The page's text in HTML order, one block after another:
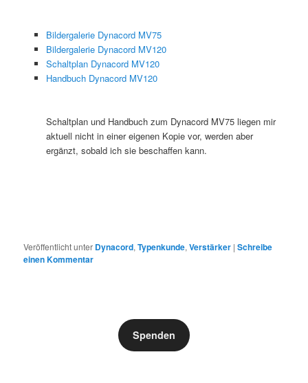
Bildergalerie Dynacord MV75
Bildergalerie Dynacord MV120
Schaltplan Dynacord MV120
Handbuch Dynacord MV120
Schaltplan und Handbuch zum Dynacord MV75 liegen mir
aktuell nicht in einer eigenen Kopie vor, werden aber
ergänzt, sobald ich sie beschaffen kann.
Veröffentlicht unter Dynacord,Typenkunde,Verstärker |Schreibe
einen Kommentar
Spenden